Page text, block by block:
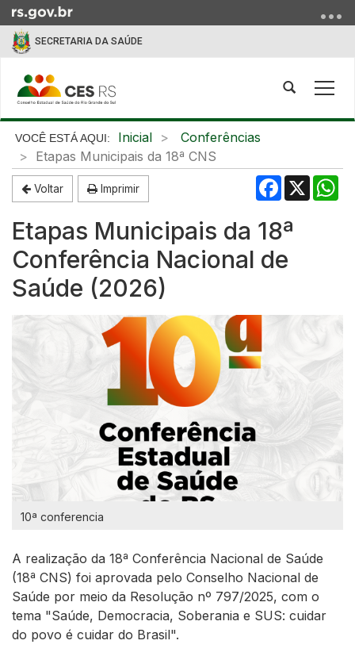
para
para
o
menu
para
busca
SECRETARIA DA SAÚDE
Abrir
busca
Início
conteúdo
Inicial
Conferências
Etapas Municipais da 18ª CNS
Voltar Imprimir Facebook
X
Etapas Municipais da 18ª
Conferência Nacional de
Saúde (2026)
10ª conferencia
A realização da 18ª Conferência Nacional de Saúde
(18ª CNS) foi aprovada pelo Conselho Nacional de
Saúde por meio da Resolução nº 797/2025, com o
tema "Saúde, Democracia, Soberania e SUS: cuidar
do povo é cuidar do Brasil".